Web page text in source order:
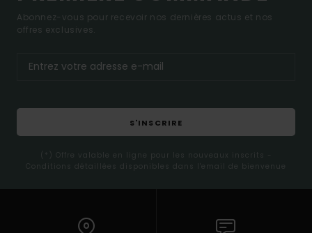
Abonnez-vous pour recevoir nos dernières actus et nos
offres exclusives.
S'INSCRIRE
(*) Offre valable en ligne pour les nouveaux inscrits -
Conditions détaillées disponibles dans l'email de bienvenue